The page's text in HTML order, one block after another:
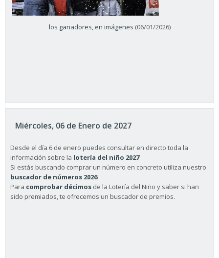
los ganadores, en imágenes (06/01/2026)
Miércoles, 06 de Enero de 2027
Desde el día 6 de enero puedes consultar en directo toda la
información sobre la lotería del niño 2027
Si estás buscando comprar un número en concreto utiliza nuestro
buscador de números 2026.
Para comprobar décimos de la Lotería del Niño y saber si han
sido premiados, te ofrecemos un buscador de premios.